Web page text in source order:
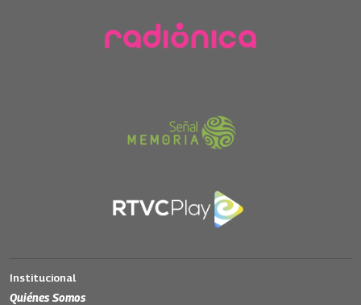
Institucional
Quiénes Somos